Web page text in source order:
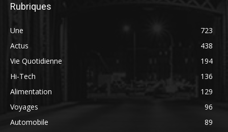
Rubriques
Une
723
Actus
438
Vie Quotidienne
194
Hi-Tech
136
Alimentation
129
Voyages
96
Automobile
89